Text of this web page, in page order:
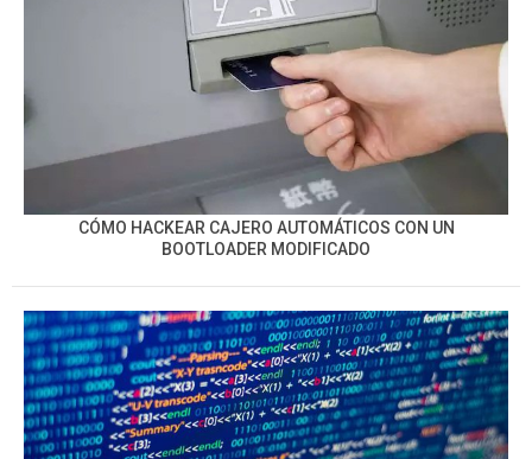
CÓMO HACKEAR CAJERO AUTOMÁTICOS CON UN
BOOTLOADER MODIFICADO